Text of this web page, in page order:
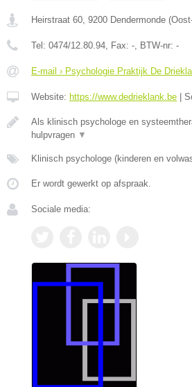
Heirstraat 60 9200 Dendermonde (
Tel: 0474/12.80.94 , Fax: - , BTW-nr: -
E-mail › Psychologie Praktijk De
Website: https://www.dedrieklank.be
Als klinisch psychologe en
hulpvragen ▼
Klinisch psychologe (kinderen en
Er wordt gewerkt op afspraak.
Sociale media: